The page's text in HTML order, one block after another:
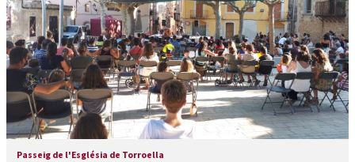
Passeig de l'Església de Torroella